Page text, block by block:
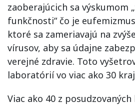
zaoberajúcich sa výskumom
funkčnosti“ čo je
ktoré sa zameriavajú na
vírusov, aby sa údajne
verejné zdravie. Toto
laboratórií vo viac ako 30
Viac ako 40 z